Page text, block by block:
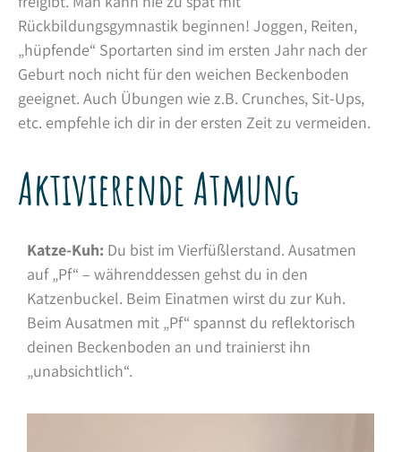
Rückbildungsgymnastik beginnen! Joggen, Reiten,
„hüpfende“ Sportarten sind im ersten Jahr nach der
Geburt noch nicht für den weichen Beckenboden
geeignet. Auch Übungen wie z.B. Crunches, Sit-Ups,
etc. empfehle ich dir in der ersten Zeit zu vermeiden.
Aktivierende Atmung
Katze-Kuh: Du bist im Vierfüßlerstand. Ausatmen
auf „Pf“ – währenddessen gehst du in den
Katzenbuckel. Beim Einatmen wirst du zur Kuh.
Beim Ausatmen mit „Pf“ spannst du reflektorisch
deinen Beckenboden an und trainierst ihn
„unabsichtlich“.